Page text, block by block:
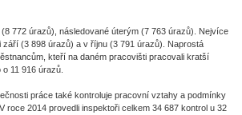
772 úrazů), následované úterým (7 763 úrazů). Nejvíce
(3 898 úrazů) a v říjnu (3 791 úrazů). Naprostá
kteří na daném pracovišti pracovali kratší
11 916 úrazů.
práce také kontroluje pracovní vztahy a podmínky
roce 2014 provedli inspektoři celkem 34 687 kontrol u 32